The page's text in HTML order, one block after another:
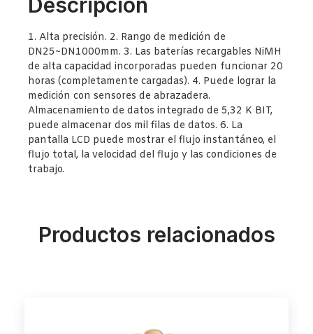
1. Alta precisión. 2. Rango de medición de
DN25~DN1000mm. 3. Las baterías recargables NiMH
de alta capacidad incorporadas pueden funcionar 20
horas (completamente cargadas). 4. Puede lograr la
medición con sensores de abrazadera.
Almacenamiento de datos integrado de 5,32 K BIT,
puede almacenar dos mil filas de datos. 6. La
pantalla LCD puede mostrar el flujo instantáneo, el
flujo total, la velocidad del flujo y las condiciones de
trabajo.
Productos relacionados